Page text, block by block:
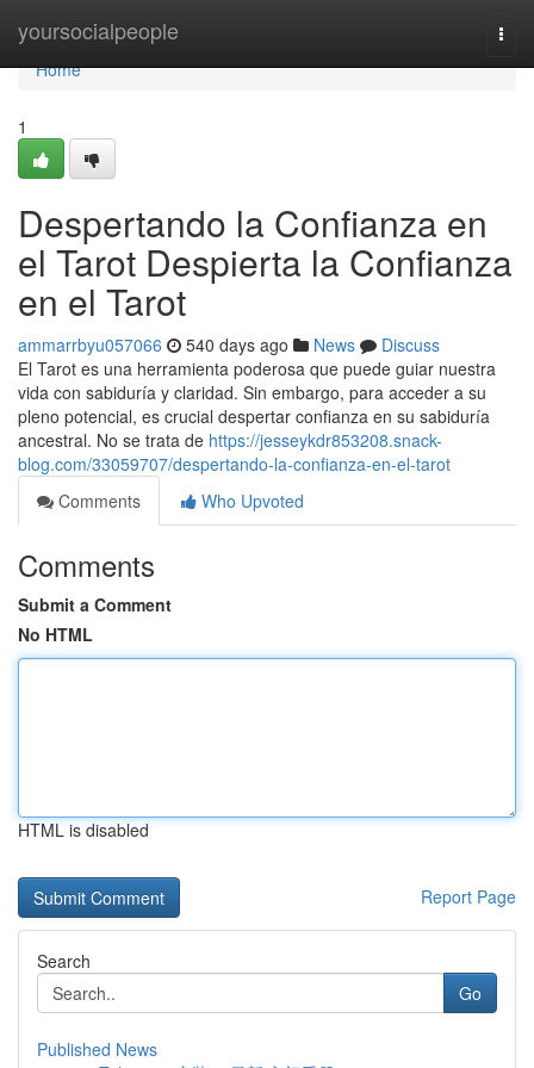
yoursocialpeople
Home
Home
1
Despertando la Confianza en
el Tarot Despierta la Confianza
en el Tarot
ammarrbyu057066 540 days ago News
Discuss
El Tarot es una herramienta poderosa que puede guiar nuestra
vida con sabiduría y claridad. Sin embargo, para acceder a su
pleno potencial, es crucial despertar confianza en su sabiduría
ancestral. No se trata de https://jesseykdr853208.snack-
blog.com/33059707/despertando-la-confianza-en-el-tarot
Comments
Who Upvoted
Comments
Submit a Comment
No HTML
HTML is disabled
Report Page
Search
Go
Published News